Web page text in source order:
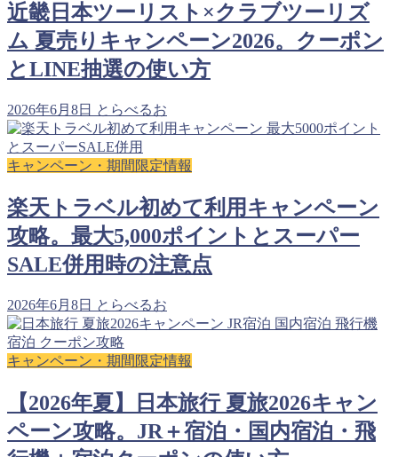
近畿日本ツーリスト×クラブツーリズ
ム 夏売りキャンペーン2026。クーポン
とLINE抽選の使い方
2026年6月8日 とらべるお
キャンペーン・期間限定情報
楽天トラベル初めて利用キャンペーン
攻略。最大5,000ポイントとスーパー
SALE併用時の注意点
2026年6月8日 とらべるお
キャンペーン・期間限定情報
【2026年夏】日本旅行 夏旅2026キャン
ペーン攻略。JR＋宿泊・国内宿泊・飛